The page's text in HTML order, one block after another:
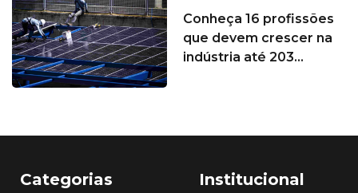
Conheça 16 profissões
que devem crescer na
indústria até 203...
Categorias Institucional